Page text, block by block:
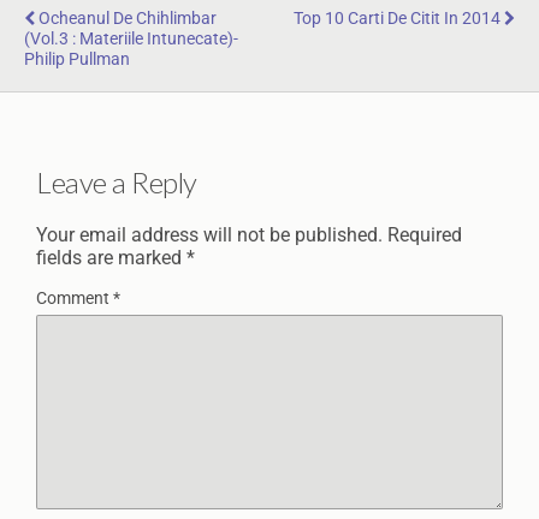
Ocheanul De Chihlimbar
(vol.3 : Materiile Intunecate)-
Philip Pullman
Top 10 Carti De Citit In 2014
Leave a Reply
Your email address will not be published. Required
fields are marked *
Comment *